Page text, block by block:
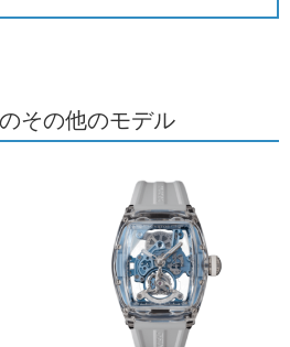
その他のモデル